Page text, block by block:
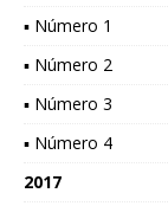
▪ Número 1
▪ Número 2
▪ Número 3
▪ Número 4
2017